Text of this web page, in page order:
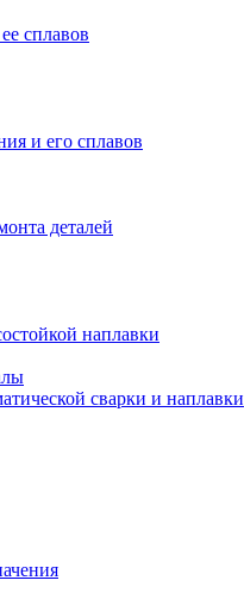
сплавов
и его сплавов
деталей
наплавки
сварки и наплавки